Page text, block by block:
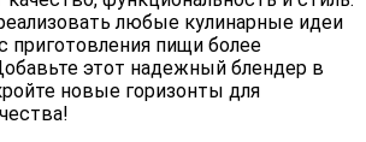
любые кулинарные идеи
приготовления пищи более
этот надежный блендер в
новые горизонты для